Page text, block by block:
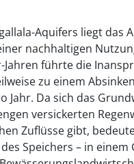
Aquifers liegt das
nachhaltigen
Jahren führte die
zu einem
Jahr. Da sich das
versickerten
Zuflüsse gibt,
Speichers – in